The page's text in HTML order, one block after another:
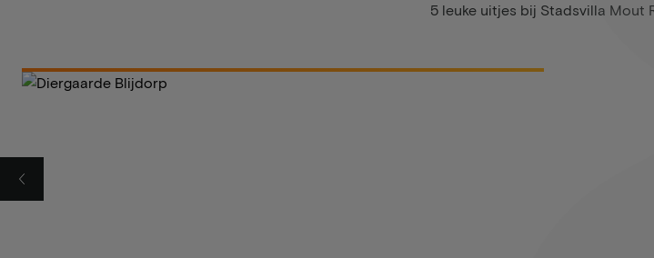
5 leuke uitjes bij Stadsvilla Mout